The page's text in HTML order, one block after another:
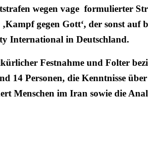
wegen vage formulierter
gegen Gott‘, der sonst
International in Deutschland.
Festnahme und Folter
Personen, die Kenntnisse
Menschen im Iran sowie die